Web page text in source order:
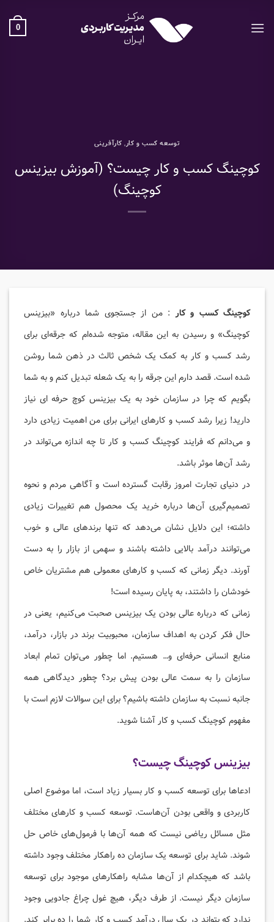
content
0
توسعه کسب و کار, کارآفرینی
کوچینگ کسب و کار چیست؟ (آموزش بیزینس
کوچینگ)
کوچینگ کسب و کار: من از جستجوی شما درباره «بیزینس
کوچینگ» و رسیدن به این مقاله، متوجه شده‌ام که جرقه‌ای برای
رشد کسب و کار به کمک یک شخص ثالث در ذهن شما روشن
شده است. قصد دارم این جرقه را به یک شعله تبدیل کنم و به شما
بگویم که چرا در سازمان خود به یک بیزینس کوچ حرفه‌ ای نیاز
دارید! زیرا رشد کسب و کارهای ایرانی برای من اهمیت زیادی دارد
و می‌دانم که فرایند کوچینگ کسب و کار تا چه اندازه می‌تواند در
رشد آن‌ها موثر باشد.
در دنیای تجارت امروز رقابت گسترده است و آگاهی مردم و نحوه
تصمیم‌گیری آن‌ها درباره خرید یک محصول هم تغییرات زیادی
داشته؛ این دلایل نشان می‌دهد که تنها برندهای عالی و خوب
می‌توانند درآمد بالایی داشته باشند و سهمی از بازار را به دست
آورند. دیگر زمانی که کسب و کارهای معمولی هم مشتریان خاص
خودشان را داشتند، به پایان رسیده است!
زمانی که درباره عالی بودن یک بیزینس صحبت می‌کنیم، یعنی در
حال فکر کردن به اهداف سازمان، محبوبیت برند در بازار، درآمد،
منابع انسانی حرفه‌ای و… هستیم. اما چطور می‌توان تمام ابعاد
سازمان را به سمت عالی بودن پیش برد؟ چطور دیدگاهی همه
جانبه نسبت به سازمان داشته باشیم؟ برای این سوالات لازم است با
مفهوم کوچینگ کسب و کار آشنا شوید.
بیزینس کوچینگ چیست؟
ادعاها برای توسعه کسب و کار بسیار زیاد است، اما موضوع اصلی
کاربردی و واقعی بودن آن‌هاست. توسعه کسب و کارهای مختلف
مثل مسائل ریاضی نیست که همه آن‌ها با فرمول‌های خاص حل
شوند. شاید برای توسعه یک سازمان ده راهکار مختلف وجود داشته
باشد که هیچکدام از آن‌ها مشابه راهکارهای موجود برای توسعه
سازمان دیگر نیست. از طرف دیگر، هیچ غول چراغ جادویی وجود
ندارد که بتواند در یک سال درآمد کسب و کار شما را ده برابر کند.